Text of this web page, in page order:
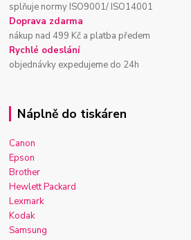
splňuje normy ISO9001/ ISO14001
Doprava zdarma
nákup nad 499 Kč a platba předem
Rychlé odeslání
objednávky expedujeme do 24h
Náplně do tiskáren
Canon
Epson
Brother
Hewlett Packard
Lexmark
Kodak
Samsung